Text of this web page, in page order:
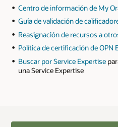
Centro de información de My
Guía de validación de
Reasignación de recursos a
Política de certificación de OPN
Buscar por Service Expertise
una Service Expertise